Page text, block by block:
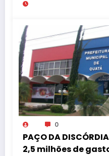
0
PAÇO DA
2,5 milhões de